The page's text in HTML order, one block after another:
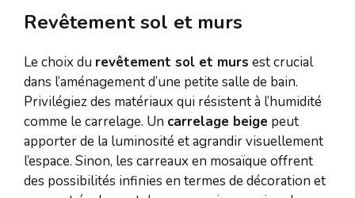
Revêtement sol et murs
Le choix du revêtement sol et murs est crucial
dans l’aménagement d’une petite salle de bain.
Privilégiez des matériaux qui résistent à l’humidité
comme le carrelage. Un carrelage beige peut
apporter de la luminosité et agrandir visuellement
l’espace. Sinon, les carreaux en mosaïque offrent
des possibilités infinies en termes de décoration et